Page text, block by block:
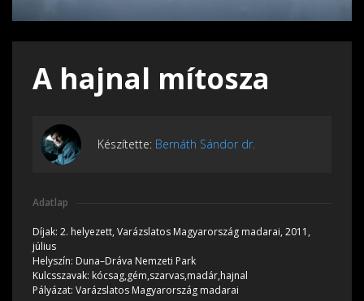
A hajnal mítosza
Készítette: Bernáth Sándor dr.
Adatlap
Díjak: 2. helyezett, Varázslatos Magyarország madarai, 2011,
július
Helyszín: Duna–Dráva Nemzeti Park
Kulcsszavak: kócsag,gém,szarvas,madár,hajnal
Pályázat: Varázslatos Magyarország madarai